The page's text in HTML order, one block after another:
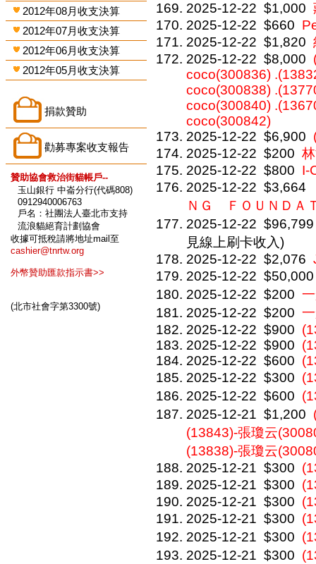
2012年08月收支決算
2012年07月收支決算
2012年06月收支決算
2012年05月收支決算
捐款贊助
勸募專案收支報告
贊助協會救治街貓帳戶--
玉山銀行 中崙分行(代碼808)
0912940006763
戶名：社團法人臺北市支持
流浪貓絕育計劃協會
收據可抵稅請將地址mail至
cashier@tnrtw.org
外幣贊助匯款指示書>>
(北市社會字第3300號)
2025-12-22 $1,000
2025-12-22 $660
2025-12-22 $1,820
2025-12-22 $8,000
coco(300836)
coco(300838)
coco(300840)
coco(300842)
2025-12-22 $6,900
2025-12-22 $200
2025-12-22 $800 I-
2025-12-22 $3,664
ＮＧ ＦＯＵＮＤＡ
2025-12-22 $96,799
見線上刷卡收入)
2025-12-22 $2,076
2025-12-22 $50,000
2025-12-22 $200
2025-12-22 $200
2025-12-22 $900
2025-12-22 $900
2025-12-22 $600
2025-12-22 $300
2025-12-22 $600
2025-12-21 $1,200
(13843)-張瓊云
(13838)-張瓊云
2025-12-21 $300
2025-12-21 $300
2025-12-21 $300
2025-12-21 $300
2025-12-21 $300
2025-12-21 $300